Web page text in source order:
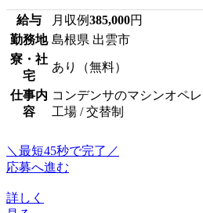
給与 月収例385,000円
勤務地 島根県 出雲市
寮・社
宅
あり（無料）
仕事内
容
コンデンサのマシンオペ
工場 / 交替制
＼最短45秒で完了／
応募へ進む
詳しく